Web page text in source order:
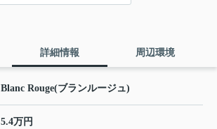
詳細情報 周辺環境
Blanc Rouge(ブランルージュ)
5.4万円